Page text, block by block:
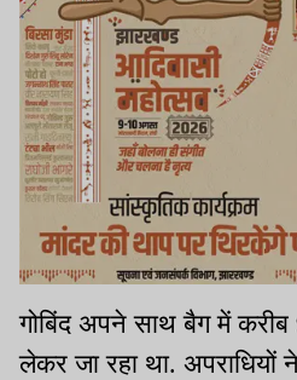
गोबिंद अपने साथ बैग में
लेकर जा रहा था. अपराधियों